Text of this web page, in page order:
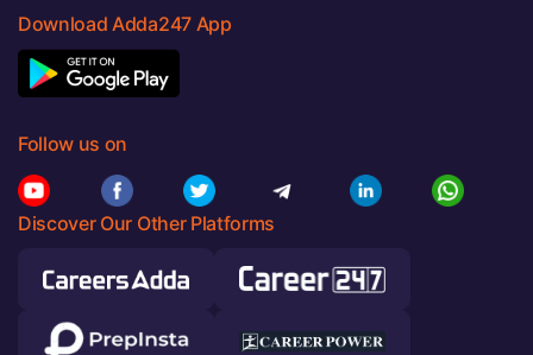
Download Adda247 App
Follow us on
Discover Our Other Platforms